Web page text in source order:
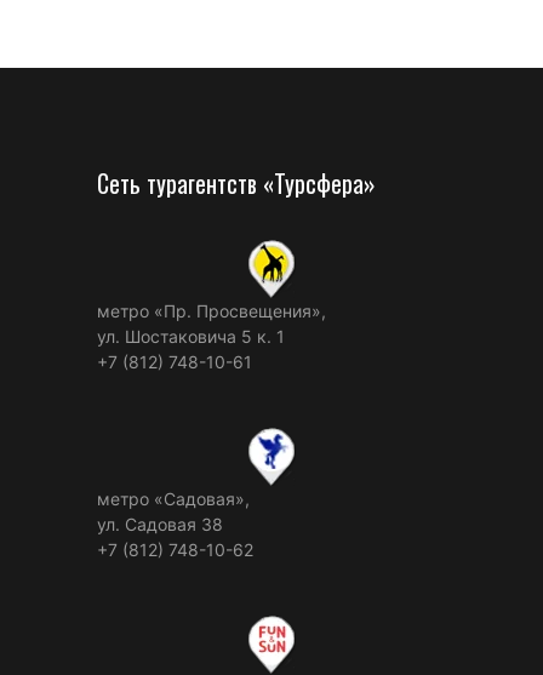
Сеть турагентств «Турсфера»
метро «Пр. Просвещения»,
ул. Шостаковича 5 к. 1
+7 (812) 748-10-61
метро «Садовая»,
ул. Садовая 38
+7 (812) 748-10-62